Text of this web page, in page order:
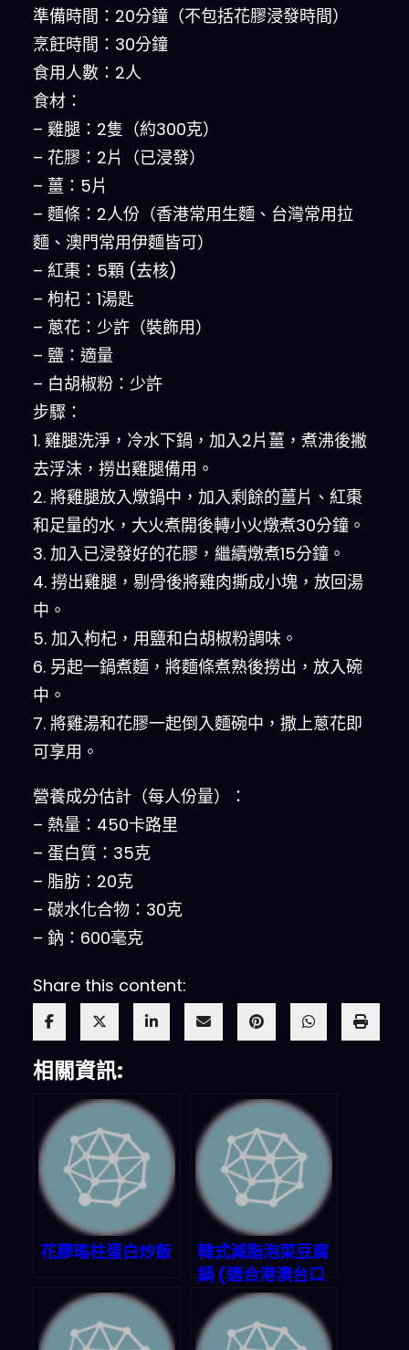
準備時間：20分鐘（不包括花膠浸發時間）
烹飪時間：30分鐘
食用人數：2人
食材：
– 雞腿：2隻（約300克）
– 花膠：2片（已浸發）
– 薑：5片
– 麵條：2人份（香港常用生麵、台灣常用拉
麵、澳門常用伊麵皆可）
– 紅棗：5顆 (去核)
– 枸杞：1湯匙
– 蔥花：少許（裝飾用）
– 鹽：適量
– 白胡椒粉：少許
步驟：
1. 雞腿洗淨，冷水下鍋，加入2片薑，煮沸後撇
去浮沫，撈出雞腿備用。
2. 將雞腿放入燉鍋中，加入剩餘的薑片、紅棗
和足量的水，大火煮開後轉小火燉煮30分鐘。
3. 加入已浸發好的花膠，繼續燉煮15分鐘。
4. 撈出雞腿，剔骨後將雞肉撕成小塊，放回湯
中。
5. 加入枸杞，用鹽和白胡椒粉調味。
6. 另起一鍋煮麵，將麵條煮熟後撈出，放入碗
中。
7. 將雞湯和花膠一起倒入麵碗中，撒上蔥花即
可享用。
營養成分估計（每人份量）：
– 熱量：450卡路里
– 蛋白質：35克
– 脂肪：20克
– 碳水化合物：30克
– 鈉：600毫克
Share this content:
相關資訊:
花膠瑤柱蛋白炒飯
韓式減脂泡菜豆腐
鍋 (適合港澳台口